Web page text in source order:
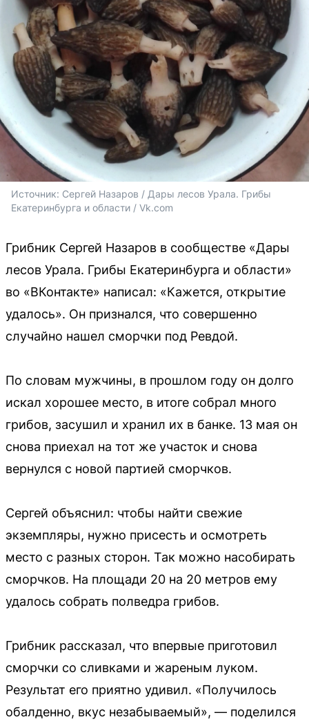
Источник: Сергей Назаров / Дары лесов Урала. Грибы
Екатеринбурга и области / Vk.com
Грибник Сергей Назаров в сообществе «Дары
лесов Урала. Грибы Екатеринбурга и области»
во «ВКонтакте» написал: «Кажется, открытие
удалось». Он признался, что совершенно
случайно нашел сморчки под Ревдой.
По словам мужчины, в прошлом году он долго
искал хорошее место, в итоге собрал много
грибов, засушил и хранил их в банке. 13 мая он
снова приехал на тот же участок и снова
вернулся с новой партией сморчков.
Сергей объяснил: чтобы найти свежие
экземпляры, нужно присесть и осмотреть
место с разных сторон. Так можно насобирать
сморчков. На площади 20 на 20 метров ему
удалось собрать полведра грибов.
Грибник рассказал, что впервые приготовил
сморчки со сливками и жареным луком.
Результат его приятно удивил. «Получилось
обалденно, вкус незабываемый», — поделился